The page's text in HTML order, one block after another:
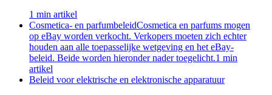
1 min artikel
Cosmetica- en parfumbeleidCosmetica en parfums mogen
op eBay worden verkocht. Verkopers moeten zich echter
houden aan alle toepasselijke wetgeving en het eBay-
beleid. Beide worden hieronder nader toegelicht.1 min
artikel
Beleid voor elektrische en elektronische apparatuur